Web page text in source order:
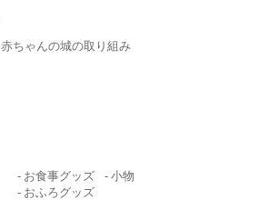
赤ちゃんの城の取り組み
お食事グッズ
小物
おふろグッズ